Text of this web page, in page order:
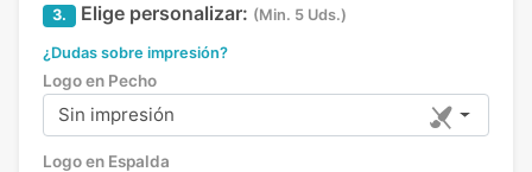
3. Elige personalizar: (Min. 5 Uds.)
¿Dudas sobre impresión?
Logo en Pecho
Sin impresión
Logo en Espalda